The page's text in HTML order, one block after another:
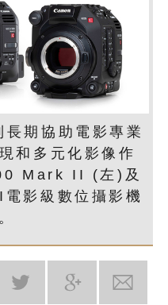
期協助電影專業
和多元化影像作
Mark II (左)及
影級數位攝影機